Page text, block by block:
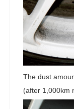
The dust
(after 1,000km